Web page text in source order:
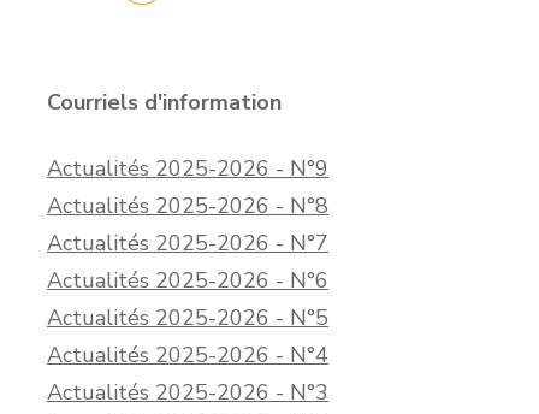
Courriels d'information
Actualités 2025-2026 - N°9
Actualités 2025-2026 - N°8
Actualités 2025-2026 - N°7
Actualités 2025-2026 - N°6
Actualités 2025-2026 - N°5
Actualités 2025-2026 - N°4
Actualités 2025-2026 - N°3